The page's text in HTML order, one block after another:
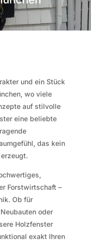
und ein Stück
wo viele
auf stilvolle
eine beliebte
das kein
Forstwirtschaft –
Ob für
oder
Holzfenster
exakt Ihren